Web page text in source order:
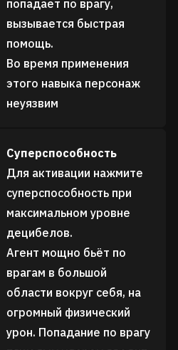
попадает по врагу,
вызывается быстрая
помощь.
Во время применения
этого навыка персонаж
неуязвим
Суперспособность
Для активации нажмите
суперспособность при
максимальном уровне
децибелов.
Агент мощно бьёт по
врагам в большой
области вокруг себя, на
огромный физический
урон. Попадание по врагу